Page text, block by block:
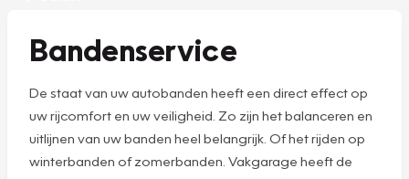
Bandenservice
De staat van uw autobanden heeft een direct effect op
uw rijcomfort en uw veiligheid. Zo zijn het balanceren en
uitlijnen van uw banden heel belangrijk. Of het rijden op
winterbanden of zomerbanden. Vakgarage heeft de